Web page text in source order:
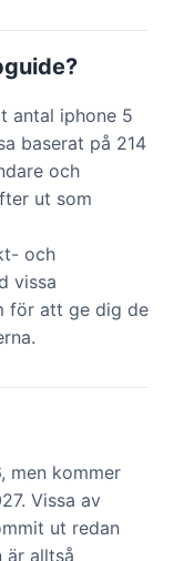
antal iphone 5
baserat på 214
och
ut som
och
vissa
för att ge dig de
men kommer
Vissa av
ut redan
är alltså